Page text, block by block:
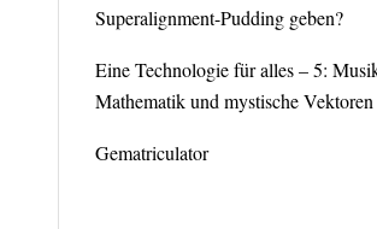
Superalignment-Pudding geben?
Eine Technologie für alles – 5:
Mathematik und mystische Vektoren
Gematriculator